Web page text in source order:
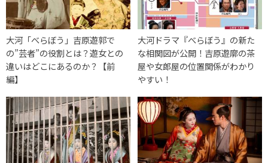
大河「べらぼう」吉原遊郭で
の”芸者”の役割とは？遊女との
違いはどこにあるのか？【前
編】
大河ドラマ『べらぼう』の新た
な相関図が公開！吉原遊廓の茶
屋や女郎屋の位置関係がわかり
やすい！